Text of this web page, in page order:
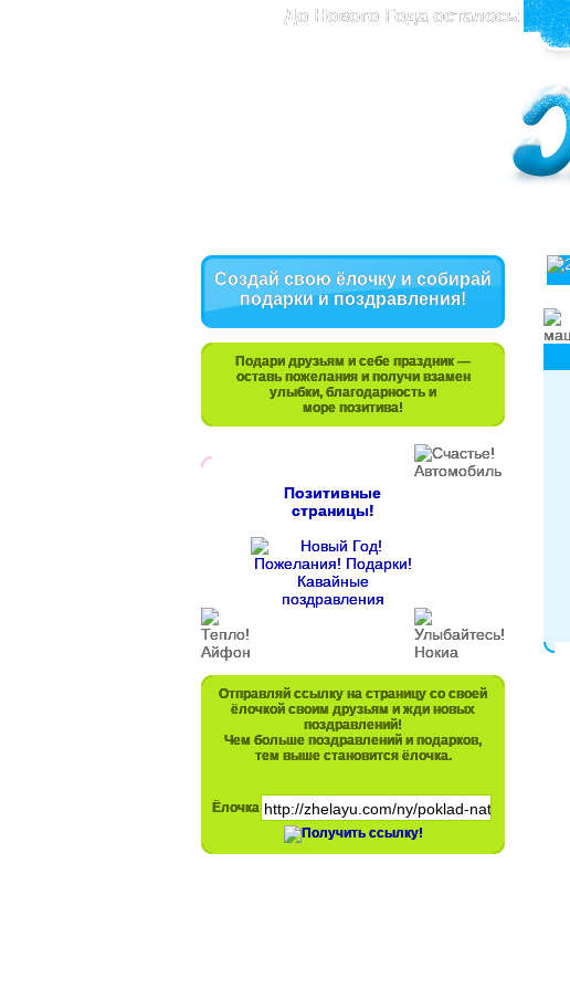
До Нового Года осталось:
Создай свою ёлочку и собирай
подарки и поздравления!
Подари друзьям и себе праздник —
оставь пожелания и получи взамен
улыбки, благодарность и
море позитива!
Позитивные
страницы!
Отправляй ссылку на страницу со своей
ёлочкой своим друзьям и жди новых
поздравлений!
Чем больше поздравлений и подарков,
тем выше становится ёлочка.
Ёлочка